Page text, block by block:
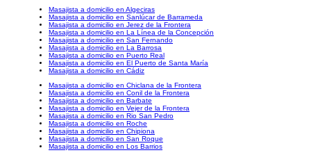
Masajista a domicilio en Algeciras
Masajista a domicilio en Sanlúcar de Barrameda
Masajista a domicilio en Jerez de la Frontera
Masajista a domicilio en La Línea de la Concepción
Masajista a domicilio en San Fernando
Masajista a domicilio en La Barrosa
Masajista a domicilio en Puerto Real
Masajista a domicilio en El Puerto de Santa María
Masajista a domicilio en Cádiz
Masajista a domicilio en Chiclana de la Frontera
Masajista a domicilio en Conil de la Frontera
Masajista a domicilio en Barbate
Masajista a domicilio en Vejer de la Frontera
Masajista a domicilio en Rio San Pedro
Masajista a domicilio en Roche
Masajista a domicilio en Chipiona
Masajista a domicilio en San Roque
Masajista a domicilio en Los Barrios